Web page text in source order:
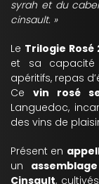
syrah et du
cinsault. »
Le Trilogie Rosé
et sa
apéritifs, repas
Ce vin rosé
Languedoc,
des vins de
Présent en
un
Cinsault,